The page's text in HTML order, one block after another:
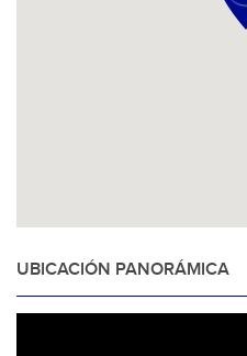
UBICACIÓN PANORÁMICA